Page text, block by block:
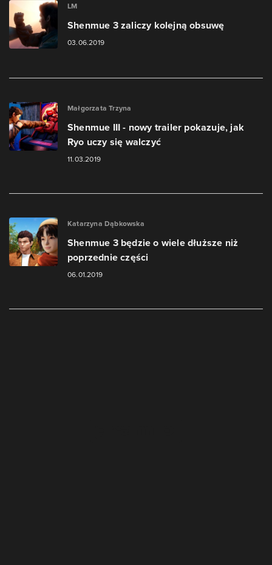
LM
Shenmue 3 zaliczy kolejną obsuwę
03.06.2019
Małgorzata Trzyna
Shenmue III - nowy trailer pokazuje, jak
Ryo uczy się walczyć
11.03.2019
Katarzyna Dąbkowska
Shenmue 3 będzie o wiele dłuższe niż
poprzednie części
06.01.2019